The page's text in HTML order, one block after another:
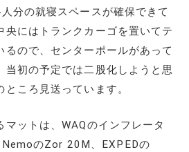
分の就寝スペースが確保できて
央にはトランクカーゴを置いてテ
るので、センターポールがあって
当初の予定では二股化しようと思
ころ見送っています。
マットは、WAQのインフレータ
のZor 20M、EXPEDの